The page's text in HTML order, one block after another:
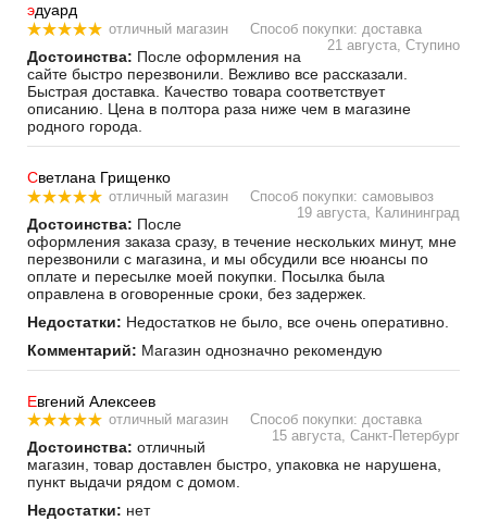
эдуард
отличный магазин
Способ покупки: доставка
21 августа, Ступино
Достоинства: После оформления на
сайте быстро перезвонили. Вежливо все рассказали.
Быстрая доставка. Качество товара соответствует
описанию. Цена в полтора раза ниже чем в магазине
родного города.
Светлана Грищенко
отличный магазин
Способ покупки: самовывоз
19 августа, Калининград
Достоинства: После
оформления заказа сразу, в течение нескольких минут, мне
перезвонили с магазина, и мы обсудили все нюансы по
оплате и пересылке моей покупки. Посылка была
оправлена в оговоренные сроки, без задержек.
Недостатки: Недостатков не было, все очень оперативно.
Комментарий: Магазин однозначно рекомендую
Евгений Алексеев
отличный магазин
Способ покупки: доставка
15 августа, Санкт-Петербург
Достоинства: отличный
магазин, товар доставлен быстро, упаковка не нарушена,
пункт выдачи рядом с домом.
Недостатки: нет